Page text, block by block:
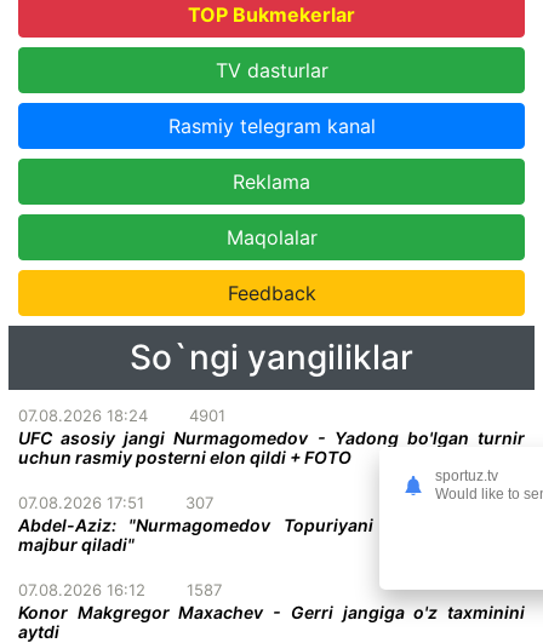
TOP Bukmekerlar
TV dasturlar
Rasmiy telegram kanal
Reklama
Maqolalar
Feedback
So`ngi yangiliklar
07.08.2026 18:24 4901
UFC asosiy jangi Nurmagomedov - Yadong bo'lgan turnir
uchun rasmiy posterni elon qildi + FOTO
07.08.2026 17:51 307
Abdel-Aziz: "Nurmagomedov Topuriyani taslim bo'lishga
majbur qiladi"
07.08.2026 16:12 1587
Konor Makgregor Maxachev - Gerri jangiga o'z taxminini
aytdi
sportuz.tv
Would like to